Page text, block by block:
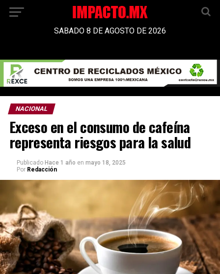
SABADO 8 DE AGOSTO DE 2026
NACIONAL
Exceso en el consumo de cafeína
representa riesgos para la salud
Publicado Hace 1 año en mayo 18, 2025
Por Redacción